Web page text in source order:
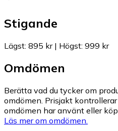
Stigande
Lägst: 895 kr| Högst: 999 kr
Omdömen
Berätta vad du tycker om
omdömen. Prisjakt
omdömen har använt eller
Läs mer om omdömen.